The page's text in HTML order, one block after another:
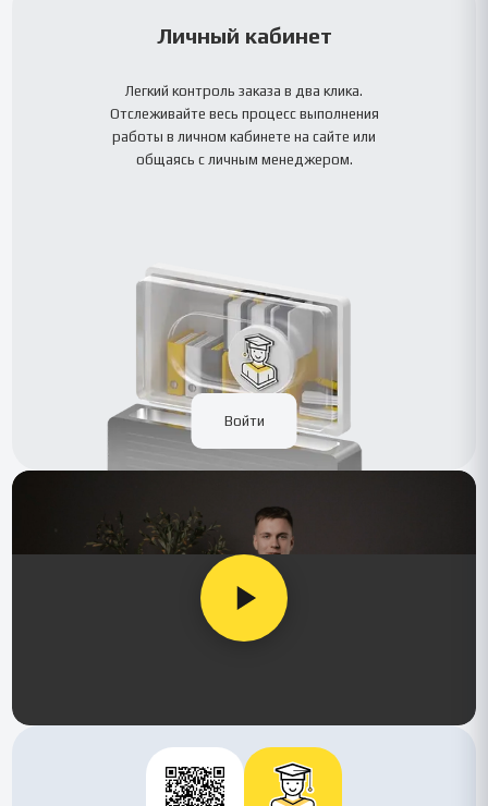
Личный кабинет
Легкий контроль заказа в два клика.
Отслеживайте весь процесс выполнения
работы в личном кабинете на сайте или
общаясь с личным менеджером.
Войти